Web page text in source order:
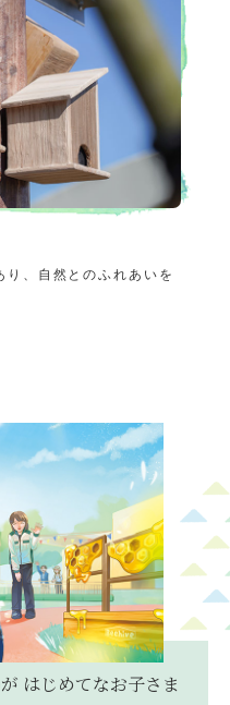
り、自然とのふれあいを
はじめてなお子さま